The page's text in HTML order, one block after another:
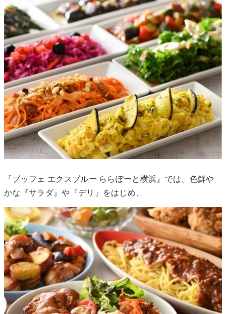
『ブッフェ エクスブルー ららぽーと横浜』では、色鮮や
かな『サラダ』や『デリ』をはじめ、